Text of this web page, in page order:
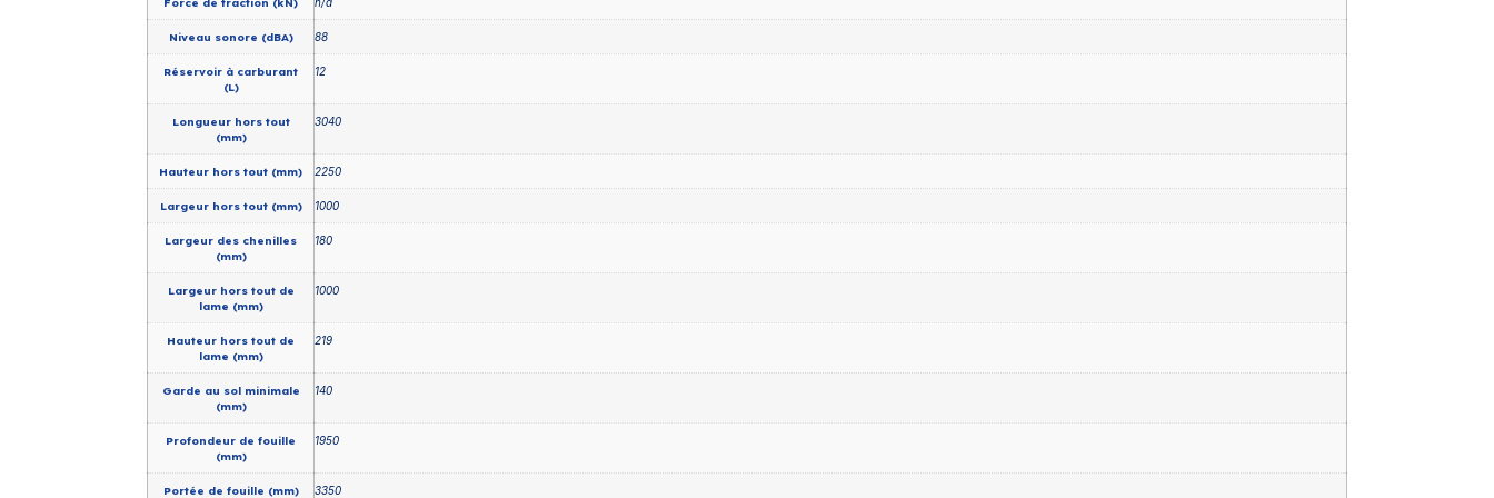
Niveau sonore (dBA) 88
Réservoir à carburant
(L)
12
Longueur hors tout
(mm)
3040
Hauteur hors tout (mm) 2250
Largeur hors tout (mm) 1000
Largeur des chenilles
(mm)
180
Largeur hors tout de
lame (mm)
1000
Hauteur hors tout de
lame (mm)
219
Garde au sol minimale
(mm)
140
Profondeur de fouille
(mm)
1950
Portée de fouille (mm) 3350